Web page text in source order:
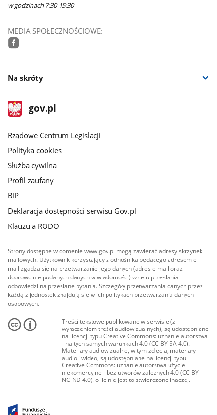
w godzinach 7:30-15:30
MEDIA SPOŁECZNOŚCIOWE:
Na skróty
stopka
gov.plStrona
gov.pl
Rządowe Centrum Legislacji
Polityka cookies
Służba cywilna
Profil zaufany
BIP
Deklaracja dostępności serwisu Gov.pl
Klauzula RODO
Strony dostępne w domenie www.gov.pl mogą zawierać adresy skrzynek
mailowych. Użytkownik korzystający z odnośnika będącego adresem e-
mail zgadza się na przetwarzanie jego danych (adres e-mail oraz
dobrowolnie podanych danych w wiadomości) w celu przesłania
odpowiedzi na przesłane pytania. Szczegóły przetwarzania danych przez
każdą z jednostek znajdują się w ich politykach przetwarzania danych
osobowych.
Treści tekstowe publikowane w serwisie (z
wyłączeniem treści audiowizualnych), są udostępniane
na licencji typu Creative Commons: uznanie autorstwa
- na tych samych warunkach 4.0 (CC BY-SA 4.0).
Materiały audiowizualne, w tym zdjęcia, materiały
audio i wideo, są udostępniane na licencji typu
Creative Commons: uznanie autorstwa użycie
niekomercyjne - bez utworów zależnych 4.0 (CC BY-
NC-ND 4.0), o ile nie jest to stwierdzone inaczej.